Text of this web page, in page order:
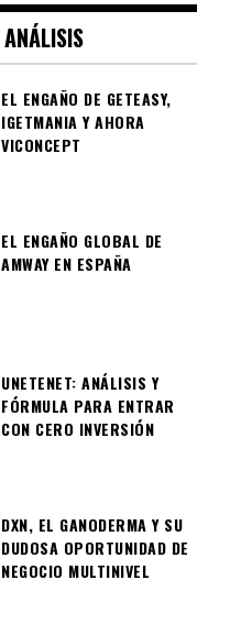
ANÁLISIS
EL ENGAÑO DE GETEASY,
IGETMANIA Y AHORA
VICONCEPT
EL ENGAÑO GLOBAL DE
AMWAY EN ESPAÑA
UNETENET: ANÁLISIS Y
FÓRMULA PARA ENTRAR
CON CERO INVERSIÓN
DXN, EL GANODERMA Y SU
DUDOSA OPORTUNIDAD DE
NEGOCIO MULTINIVEL